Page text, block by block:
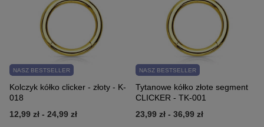
NASZ BESTSELLER
Kolczyk kółko clicker - złoty - K-
018
12,99 zł - 24,99 zł
NASZ BESTSELLER
Tytanowe kółko złote segment
CLICKER - TK-001
23,99 zł - 36,99 zł